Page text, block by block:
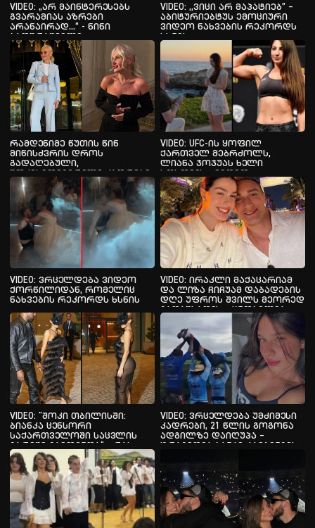
VIDEO: „არ მაინტერესებს
გვარამიას აზრები
არანაირად...“ - ნინი
ბადურაშვილი
VIDEO: ,,ვიცი არ მაპატიებ” –
აბიტურიებტუს ემოციური
ვიდეო ნახვების რეკორდს
ხსნის
რამდენიმე წუთის წინ
მიწისძვრის დროს
გადაღებული,
შოკისმომგვრელი კადრები
გავრცელდა - რა ხდება ამ
წუთებში ყირგიზეთში, სადაც
მოქალაქეები
განმეორებითი ბიძგების
შიშის გამო სახლებიდან
გამოვიდნენ
VIDEO: UFC-ის ყოფილ
ქართველ მებრძოლს,
ლიანა ჯოჯუას ხელი
სთხოვეს - ვიდეო
VIDEO: ვრცელდება ვიდეო
ქორწილიდან, რომელიც
ნახვების რეკორდს ხსნის
VIDEO: ირაკლი მაქაცარიამ
და ლიზა ჩიჩუამ დაბადების
დღე უფროს შვილს მეორედ
გადაუხადეს – ცნობილია
ამის მიზეზი
VIDEO: "შოკი თბილისში:
ბიანკა ცენსორი
საქართველოში საცვლის
გარეშე გამოჩნდა" - რას
წერს უცხოური მედია კანიე
უესტის მეუღლის ლუქზე?
VIDEO: ვრცელდება უმძიმესი
კადრები, 21 წლის გოგონა
ადგილზე დაიღუპა –
ტრაგედია ბანჯი-ჯამპინგის